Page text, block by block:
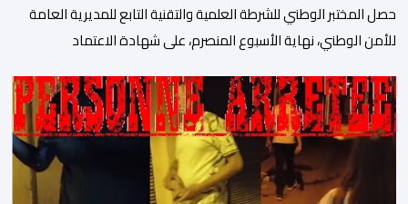
حصل المختبر الوطني للشرطة العلمية والتقنية التابع للمديرية العامة
للأمن الوطني، نهاية الأسبوع المنصرم، على شهادة الاعتماد
مختلف التخصصات والخبرات الشرعية، بما فيها فروع البيولوجيا والكيمياء،
وتدقيق وفحص الوثائق، والحرائق والمتفجرات، وكذا الآثار الرقمية
والمخدرات والمواد السمومية.وكانت المنظمة الأمريكية للاعتماد
والتقييس ″The ANSI National Accreditation Board″، المختصة […]